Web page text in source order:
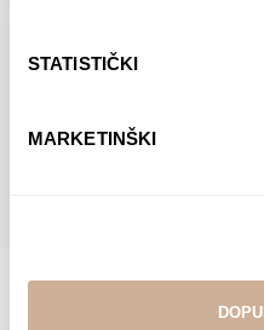
STATISTIČKI
MARKETINŠKI
ODABERI OPCIJE
POGLEDAJTE SVE